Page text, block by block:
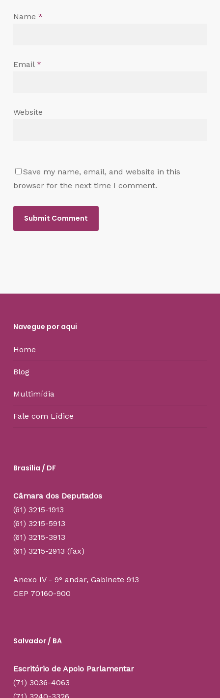
Name *
Email *
Website
Save my name, email, and website in this
browser for the next time I comment.
Navegue por aqui
Home
Blog
Multimídia
Fale com Lídice
Brasília / DF
Câmara dos Deputados
(61) 3215-1913
(61) 3215-5913
(61) 3215-3913
(61) 3215-2913 (fax)
Anexo IV - 9° andar, Gabinete 913
CEP 70160-900
Salvador / BA
Escritório de Apoio Parlamentar
(71) 3036-4063